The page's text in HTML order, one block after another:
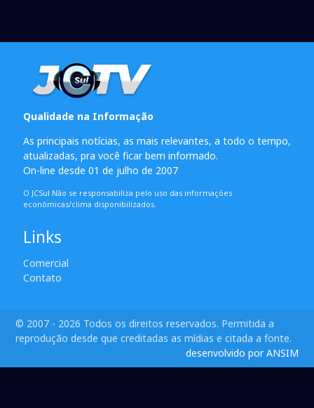
Qualidade na Informação
As principais notícias, as mais relevantes, a todo o tempo,
atualizadas, pra você ficar bem informado.
On-line desde 01 de julho de 2007
O JCSul Não se responsabiliza pelo uso das informações
econômicas/clima disponibilizados.
Links
Comercial
Contato
© 2007 - 2026 Todos os direitos reservados. Permitida a
reprodução desde que creditadas as mídias e citada a fonte.
desenvolvido por ANSIM